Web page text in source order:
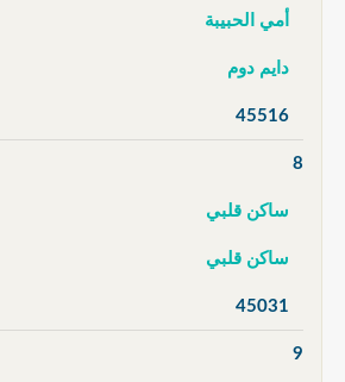
أمي الحبيبة
دايم دوم
45516
8
ساكن قلبي
ساكن قلبي
45031
9